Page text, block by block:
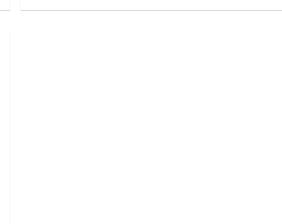
合并成一条弹幕，减少遮挡屏幕。这样您在看视频